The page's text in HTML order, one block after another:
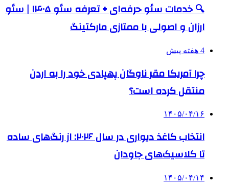
🔍 خدمات سئو حرفه‌ای + تعرفه سئو ۱۴۰۵ | سئو
ارزان و اصولی با ممتازی مارکتینگ
4 هفته پیش
چرا آمریکا مقر ناوگان پهپادی خود را به اردن
منتقل کرده است؟
۱۴۰۵/۰۴/۱۶
انتخاب کاغذ دیواری در سال ۲۰۲۶: از رنگ‌های ساده
تا کلاسیک‌های جاودان
۱۴۰۵/۰۴/۱۴